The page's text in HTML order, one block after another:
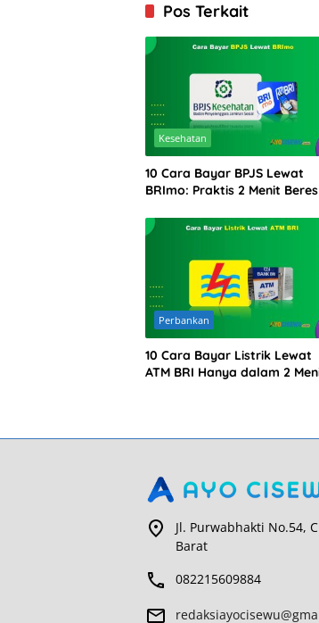
Pos Terkait
Kesehatan
10 Cara Bayar BPJS Lewat
BRImo: Praktis 2 Menit Beres
Perbankan
10 Cara Bayar Listrik Lewat
ATM BRI Hanya dalam 2
Jl. Purwabhakti No.54,
Barat
082215609884